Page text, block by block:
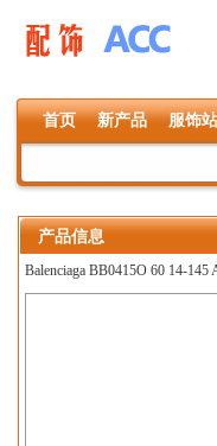
首页 新产品 服饰站
产品信息
Balenciaga BB0415O 60 14-145